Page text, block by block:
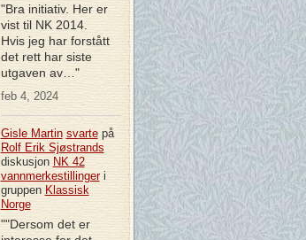
"Bra initiativ. Her er
vist til NK 2014.
Hvis jeg har forstått
det rett har siste
utgaven av…"
feb 4, 2024
Gisle Martin svartepå
Rolf Erik Sjøstrands
diskusjon NK 42
vannmerkestillingeri
gruppen Klassisk
Norge
""Dersom det er